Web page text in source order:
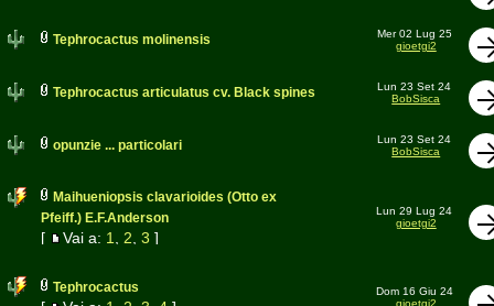
Tephrocactus molinensis
Mer 02 Lug 25
gioetgi2
Tephrocactus articulatus cv. Black spines
Lun 23 Set 24
BobSisca
opunzie ... particolari
Lun 23 Set 24
BobSisca
Maihueniopsis clavarioides (Otto ex
Pfeiff.) E.F.Anderson
[ Vai a: 1 2 3 ]
Lun 29 Lug 24
gioetgi2
Tephrocactus
Dom 16 Giu 24
gioetgi2